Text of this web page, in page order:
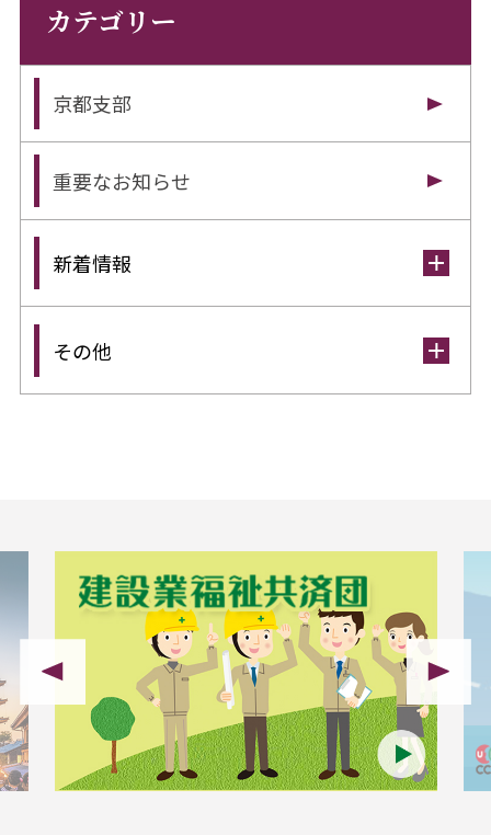
カテゴリー
京都支部
重要なお知らせ
新着情報
その他